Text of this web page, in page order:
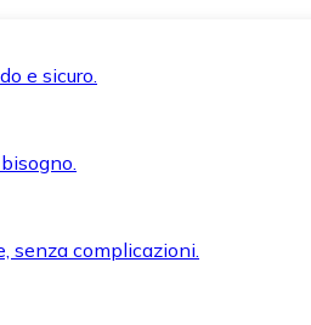
e sicuro.
senza complicazioni.